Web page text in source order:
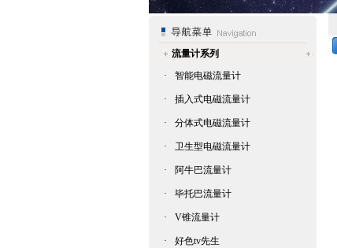
流量计系列
·
智能电磁流量计
· 插入式电磁流量计
· 分体式电磁流量计
· 卫生型电磁流量计
· 阿牛巴流量计
· 毕托巴流量计
· V锥流量计
· 好色tv先生